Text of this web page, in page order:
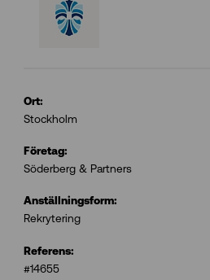
Ort:
Stockholm
Företag:
Söderberg & Partners
Anställningsform:
Rekrytering
Referens:
#14655